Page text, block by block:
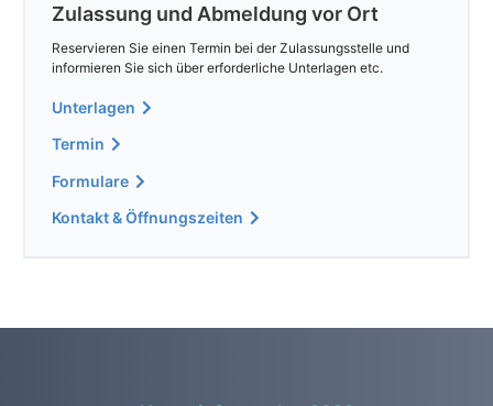
Zulassung und Abmeldung vor Ort
Reservieren Sie einen Termin bei der Zulassungsstelle und
informieren Sie sich über erforderliche Unterlagen etc.
Unterlagen
Termin
Formulare
Kontakt & Öffnungszeiten